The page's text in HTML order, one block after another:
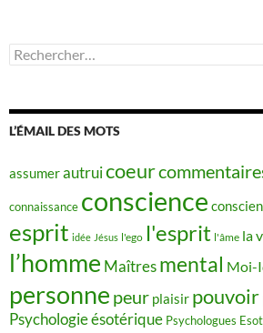
Rechercher :
L’ÉMAIL DES MOTS
assumerautruicoeur
connaissance conscience
esprit idée Jésus l'ego l'esprit l'âme la
l’homme Maîtres mental Moi-
personne peur plaisir pouvoir
Psychologie ésotérique Psychologues